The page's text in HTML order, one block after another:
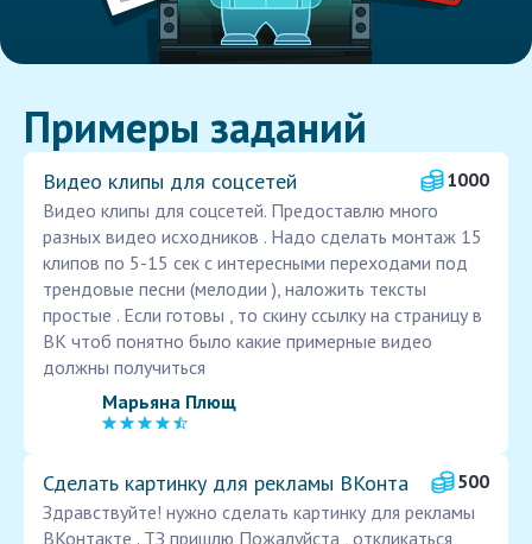
Примеры заданий
Видео клипы для соцсетей
1000
Видео клипы для соцсетей. Предоставлю много
разных видео исходников . Надо сделать монтаж 15
клипов по 5-15 сек с интересными переходами под
трендовые песни (мелодии ), наложить тексты
простые . Если готовы , то скину ссылку на страницу в
ВК чтоб понятно было какие примерные видео
должны получиться
Марьяна Плющ
Сделать картинку для рекламы ВКонта
500
Здравствуйте! нужно сделать картинку для рекламы
ВКонтакте . ТЗ пришлю Пожалуйста , откликаться